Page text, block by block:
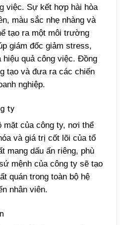
việc. Sự kết hợp hài hòa
màu sắc nhẹ nhàng và
tạo ra một môi trường
giám đốc giảm stress,
hiệu quả công việc. Đồng
tạo và đưa ra các chiến
nghiệp.
ty
mặt của công ty, nơi thể
và giá trị cốt lõi của tổ
mang dấu ấn riêng, phù
mệnh của công ty sẽ tạo
quán trong toàn bộ hệ
nhân viên.